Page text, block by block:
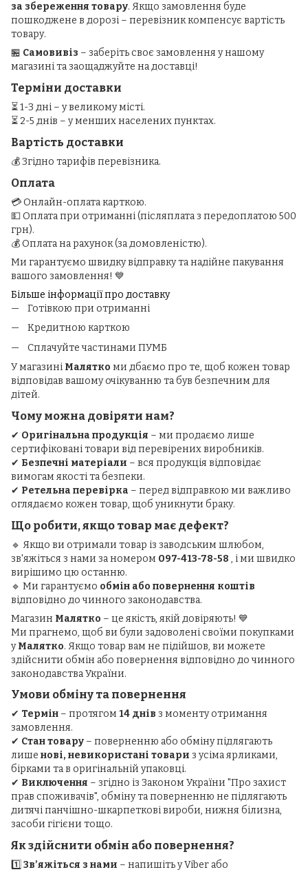
за збереження товару. Якщо замовлення буде
пошкоджене в дорозі – перевізник компенсує вартість
товару.
🏪 Самовивіз – заберіть своє замовлення у нашому
магазині та заощаджуйте на доставці!
Терміни доставки
⏳ 1-3 дні – у великому місті.
⏳ 2-5 днів – у менших населених пунктах.
Вартість доставки
💰 Згідно тарифів перевізника.
Оплата
💳 Онлайн-оплата карткою.
💵 Оплата при отриманні (післяплата з передоплатою 500
грн).
💰 Оплата на рахунок (за домовленістю).
Ми гарантуємо швидку відправку та надійне пакування
вашого замовлення! 💙
Більше інформації про доставку
Готівкою при отриманні
Кредитною карткою
Сплачуйте частинами ПУМБ
У магазині Малятко ми дбаємо про те, щоб кожен товар
відповідав вашому очікуванню та був безпечним для
дітей.
Чому можна довіряти нам?
✔ Оригінальна продукція – ми продаємо лише
сертифіковані товари від перевірених виробників.
✔ Безпечні матеріали – вся продукція відповідає
вимогам якості та безпеки.
✔ Ретельна перевірка – перед відправкою ми важливо
оглядаємо кожен товар, щоб уникнути браку.
Що робити, якщо товар має дефект?
🔹 Якщо ви отримали товар із заводським шлюбом,
зв'яжіться з нами за номером 097-413-78-58 , і ми швидко
вирішимо цю останню.
🔹 Ми гарантуємо обмін або повернення коштів
відповідно до чинного законодавства.
Магазин Малятко – це якість, якій довіряють! 💙
Ми прагнемо, щоб ви були задоволені своїми покупками
уМалятко. Якщо товар вам не підійшов, ви можете
здійснити обмін або повернення відповідно до чинного
законодавства України.
Умови обміну та повернення
✔ Термін – протягом 14 днів з моменту отримання
замовлення.
✔ Стан товару – поверненню або обміну підлягають
лише нові, невикористані товари з усіма ярликами,
бірками та в оригінальній упаковці.
✔ Виключення – згідно із Законом України "Про захист
прав споживачів", обміну та поверненню не підлягають
дитячі панчішно-шкарпеткові вироби, нижня білизна,
засоби гігієни тощо.
Як здійснити обмін або повернення?
1️⃣ Зв’яжіться з нами – напишіть у Viber або